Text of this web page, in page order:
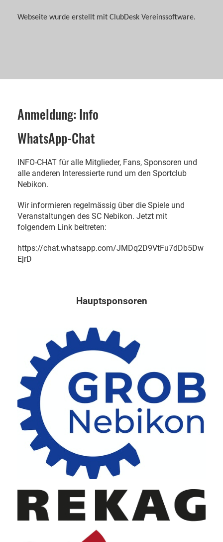
Webseite wurde erstellt mit ClubDesk Vereinssoftware.
Anmeldung: Info
WhatsApp-Chat
INFO-CHAT für alle Mitglieder, Fans, Sponsoren und
alle anderen Interessierte rund um den Sportclub
Nebikon.
Wir informieren regelmässig über die Spiele und
Veranstaltungen des SC Nebikon. Jetzt mit
folgendem Link beitreten:
https://chat.whatsapp.com/JMDq2D9VtFu7dDb5Dw
EjrD
Hauptsponsoren